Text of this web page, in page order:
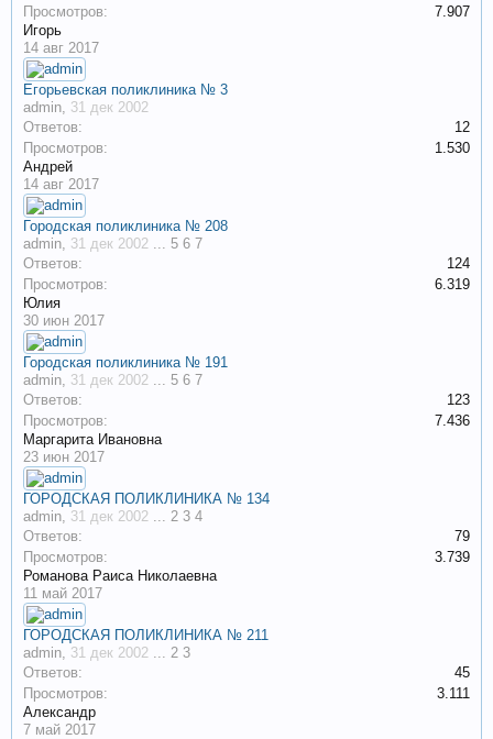
Просмотров:
7.907
Игорь
14 авг 2017
Егорьевская поликлиника № 3
admin, 31 дек 2002
Ответов:
12
Просмотров:
1.530
Андрей
14 авг 2017
Городская поликлиника № 208
admin, 31 дек 2002 ... 5 6 7
Ответов:
124
Просмотров:
6.319
Юлия
30 июн 2017
Городская поликлиника № 191
admin, 31 дек 2002 ... 5 6 7
Ответов:
123
Просмотров:
7.436
Маргарита Ивановна
23 июн 2017
ГОРОДСКАЯ ПОЛИКЛИНИКА № 134
admin, 31 дек 2002 ... 2 3 4
Ответов:
79
Просмотров:
3.739
Романова Раиса Николаевна
11 май 2017
ГОРОДСКАЯ ПОЛИКЛИНИКА № 211
admin, 31 дек 2002 ... 2 3
Ответов:
45
Просмотров:
3.111
Александр
7 май 2017